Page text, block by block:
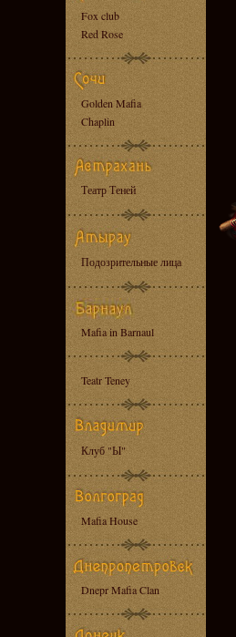
Fox club
Red Rose
Golden Mafia
Chaplin
Театр Теней
Подозрительные лица
Mafia in Barnaul
Teatr Teney
Клуб "Ы"
Mafia House
Dnepr Mafia Clan